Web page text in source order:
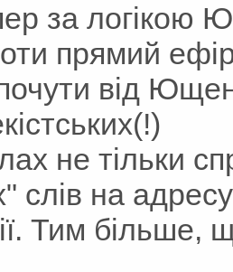
за логікою
прямий
від
не тільки
слів на
Тим більше,